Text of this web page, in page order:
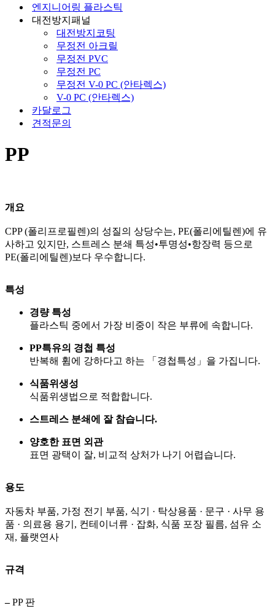
엔지니어링 플라스틱
대전방지패널
대전방지코팅
무정전 아크릴
무정전 PVC
무정전 PC
무정전 V-0 PC (안타렉스)
V-0 PC (안타렉스)
카달로그
견적문의
PP
개요
CPP (폴리프로필렌)의 성질의 상당수는, PE(폴리에틸렌)에 유
사하고 있지만, 스트레스 분쇄 특성•투명성•항장력 등으로
PE(폴리에틸렌)보다 우수합니다.
특성
경량 특성
플라스틱 중에서 가장 비중이 작은 부류에 속합니다.
PP특유의 경첩 특성
반복해 휨에 강하다고 하는 「경첩특성」을 가집니다.
식품위생성
식품위생법으로 적합합니다.
스트레스 분쇄에 잘 참습니다.
양호한 표면 외관
표면 광택이 잘, 비교적 상처가 나기 어렵습니다.
용도
자동차 부품, 가정 전기 부품, 식기 · 탁상용품 · 문구 · 사무 용
품 · 의료용 용기, 컨테이너류 · 잡화, 식품 포장 필름, 섬유 소
재, 플랫연사
규격
–PP 판